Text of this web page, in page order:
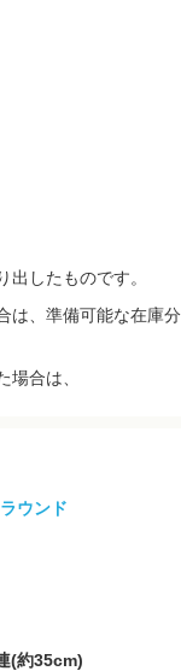
したものです。
は、準備可能な在庫分
合は、
ウンド
(約35cm)